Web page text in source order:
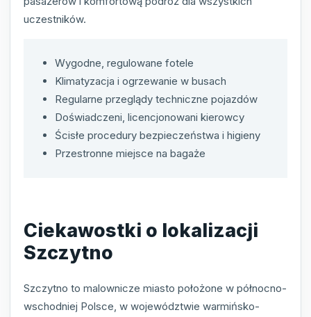
uczestników.
Wygodne, regulowane fotele
Klimatyzacja i ogrzewanie w busach
Regularne przeglądy techniczne pojazdów
Doświadczeni, licencjonowani kierowcy
Ścisłe procedury bezpieczeństwa i higieny
Przestronne miejsce na bagaże
Ciekawostki o lokalizacji
Szczytno
Szczytno to malownicze miasto położone w północno-
wschodniej Polsce, w województwie warmińsko-